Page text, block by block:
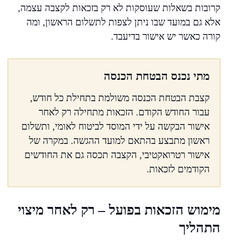
קרובות בשאלות שעוסקות לא רק בזכאות לקצבה עצמה,
אלא גם במועד שבו ניתן לצפות לתשלום הראשון, ומה
קורה כאשר יש אישור בדיעבד.
מתי נכנס הבטחת הכנסה
קצבת הבטחת הכנסה משולמת בתחילת כל חודש,
עבור החודש הקודם. הזכאות מתחילה רק לאחר
אישור הבקשה על ידי המוסד לביטוח לאומי, ותשלום
ראשון מתבצע בהתאם למועד ההגשה. במקרה של
אישור רטרואקטיבי, הקצבה תכסה גם את החודשים
הקודמים לזכאות.
מימוש הזכאות בפועל – רק לאחר מיצוי
התהליך